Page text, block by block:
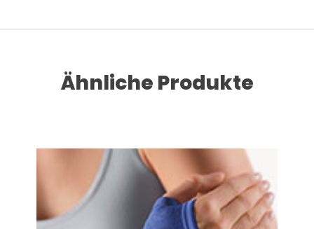
Ähnliche Produkte
Dieses Produkt weist mehrere Varianten auf. Die Optionen können auf der Produktseite gewählt werden